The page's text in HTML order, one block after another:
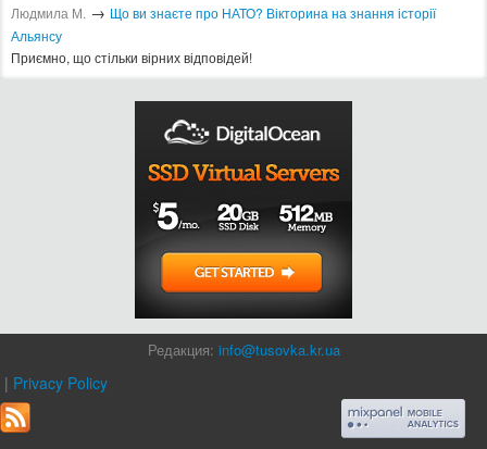
Людмила М. → Що ви знаєте про НАТО? Вікторина на знання історії
Альянсу ​
Приємно, що стільки вірних відповідей!
Редакция: info@tusovka.kr.ua
| Privacy Policy